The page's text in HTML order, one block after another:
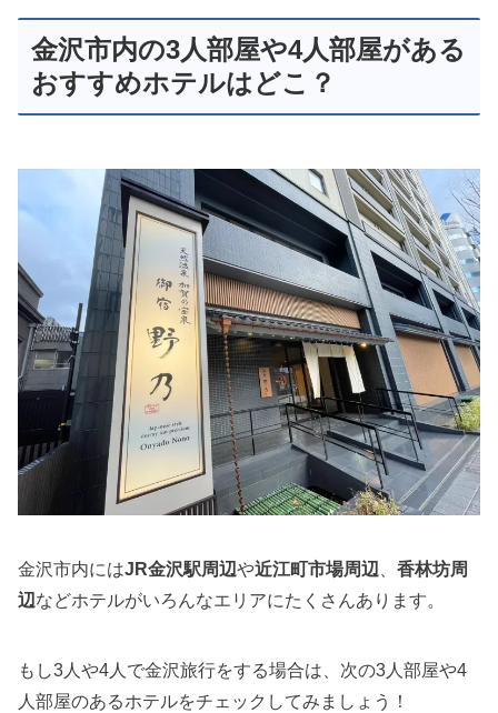
金沢市内の3人部屋や4人部屋がある
おすすめホテルはどこ？
金沢市内にはJR金沢駅周辺や近江町市場周辺
香林坊周
辺などホテルがいろんなエリアにたくさんあります。
もし3人や4人で金沢旅行をする場合は、次の3人部屋や4
人部屋のあるホテルをチェックしてみましょう！